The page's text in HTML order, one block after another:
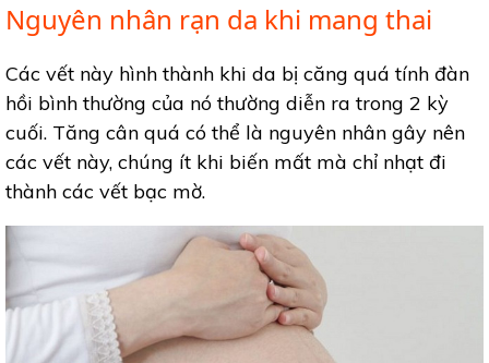
Nguyên nhân rạn da khi mang thai
Các vết này hình thành khi da bị căng quá tính đàn
hồi bình thường của nó thường diễn ra trong 2 kỳ
cuối. Tăng cân quá có thể là nguyên nhân gây nên
các vết này, chúng ít khi biến mất mà chỉ nhạt đi
thành các vết bạc mờ.